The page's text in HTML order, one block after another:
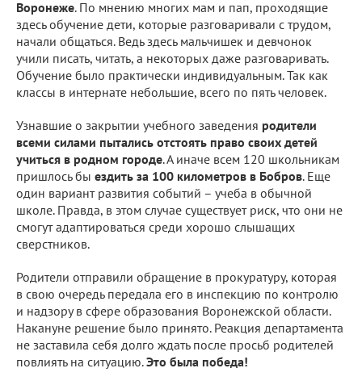
Воронеже. По мнению многих мам и пап, проходящие
здесь обучение дети, которые разговаривали с трудом,
начали общаться. Ведь здесь мальчишек и девчонок
учили писать, читать, а некоторых даже разговаривать.
Обучение было практически индивидуальным. Так как
классы в интернате небольшие, всего по пять человек.
Узнавшие о закрытии учебного заведения родители
всеми силами пытались отстоять право своих детей
учиться в родном городе. А иначе всем 120 школьникам
пришлось бы ездить за 100 километров в Бобров. Еще
один вариант развития событий – учеба в обычной
школе. Правда, в этом случае существует риск, что они не
смогут адаптироваться среди хорошо слышащих
сверстников.
Родители отправили обращение в прокуратуру, которая
в свою очередь передала его в инспекцию по контролю
и надзору в сфере образования Воронежской области.
Накануне решение было принято. Реакция департамента
не заставила себя долго ждать после просьб родителей
повлиять на ситуацию.Это была победа!